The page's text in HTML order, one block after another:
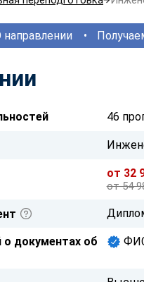
направлении
46
от 32
от 54
о документах об